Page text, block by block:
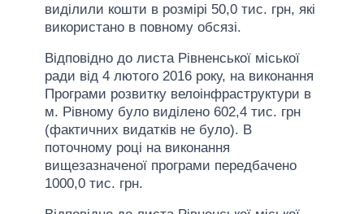
виділили кошти в розмірі 50,0 тис. грн, які
використано в повному обсязі.
Відповідно до листа Рівненської міської
ради від 4 лютого 2016 року, на виконання
Програми розвитку велоінфраструктури в
м. Рівному було виділено 602,4 тис. грн
(фактичних видатків не було). В
поточному році на виконання
вищезазначеної програми передбачено
1000,0 тис. грн.